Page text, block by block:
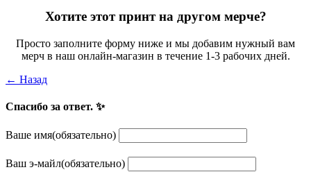
Хотите этот принт на другом мерче?
Просто заполните форму ниже и мы добавим нужный вам
мерч в наш онлайн-магазин в течение 1-3 рабочих дней.
← Назад
Спасибо за ответ. ✨
Ваше имя(обязательно)
Ваш э-майл(обязательно)